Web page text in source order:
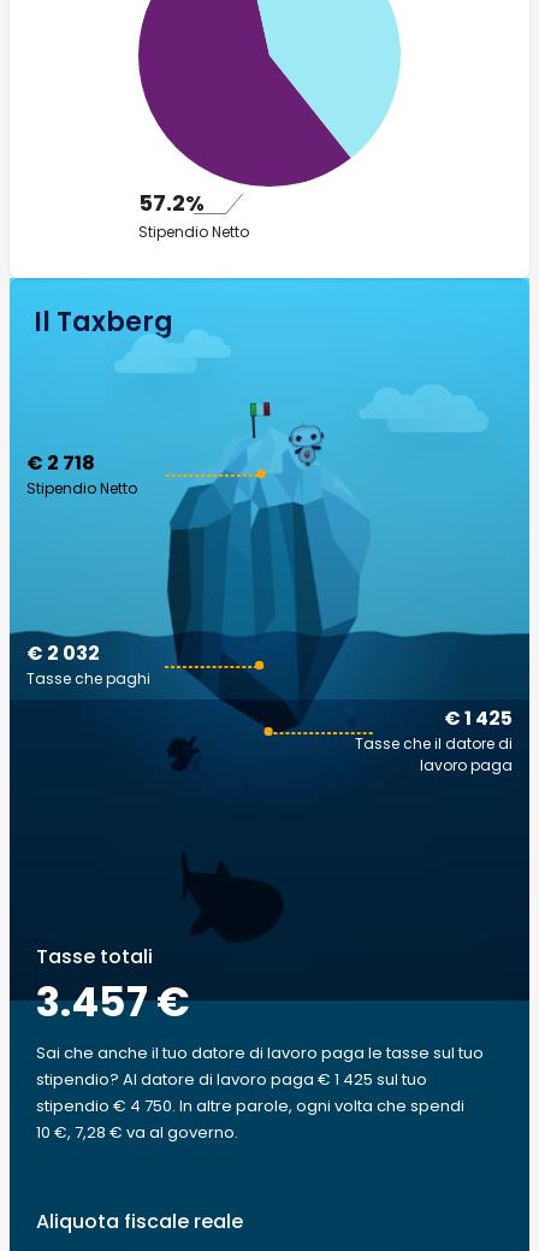
57.2%
Stipendio Netto
Il Taxberg
€ 2 718
Stipendio Netto
€ 1 425
Tasse che il datore di
lavoro paga
€ 2 032
Tasse che paghi
Tasse totali
3.457 €
Sai che anche il tuo datore di lavoro paga le tasse sul tuo
stipendio? Al datore di lavoro paga € 1 425 sul tuo
stipendio € 4 750. In altre parole, ogni volta che spendi
10 €, 7,28 € va al governo.
Aliquota fiscale reale